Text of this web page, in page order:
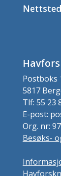
Postboks
5817
Tlf: 55 23
E-post:
Org. nr:
Besøks-